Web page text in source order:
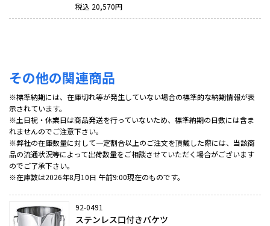
税込 20,570円
その他の関連商品
※標準納期には、在庫切れ等が発生していない場合の標準的な納期情報が表
示されています。
※土日祝・休業日は商品発送を行っていないため、標準納期の日数には含ま
れませんのでご注意下さい。
※弊社の在庫数量に対して一定割合以上のご注文を頂戴した際には、当該商
品の流通状況等によって出荷数量をご相談させていただく場合がございます
のでご了承下さい。
※在庫数は2026年8月10日 午前9:00現在のものです。
92-0491
ステンレス口付きバケツ